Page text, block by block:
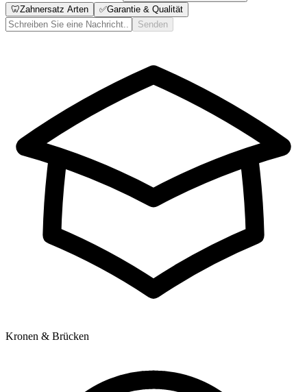
🦷Zahnersatz Arten ✅Garantie & Qualität
Senden
Kronen & Brücken